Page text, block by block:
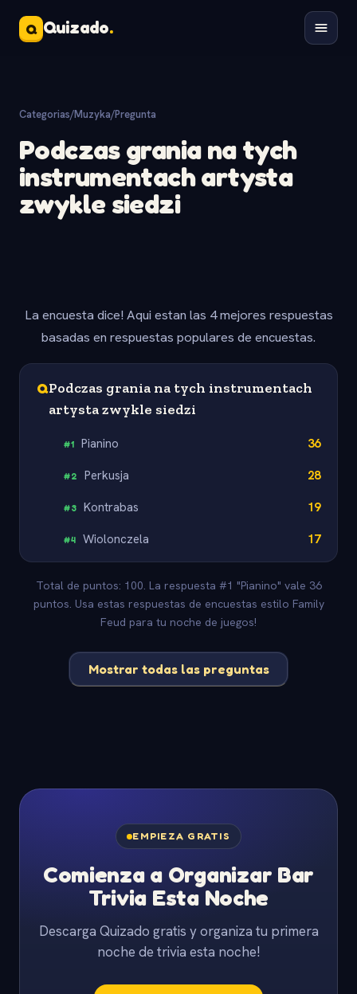
Q Quizado.
Categorias/Muzyka/Pregunta
Podczas grania na tych
instrumentach artysta
zwykle siedzi
La encuesta dice! Aqui estan las 4 mejores respuestas
basadas en respuestas populares de encuestas.
QPodczas grania na tych instrumentach
artysta zwykle siedzi
#1 Pianino 36
#2 Perkusja 28
#3 Kontrabas 19
#4 Wiolonczela 17
Total de puntos: 100. La respuesta #1 "Pianino" vale 36
puntos. Usa estas respuestas de encuestas estilo Family
Feud para tu noche de juegos!
Mostrar todas las preguntas
EMPIEZA GRATIS
Comienza a Organizar Bar
Trivia Esta Noche
Descarga Quizado gratis y organiza tu primera
noche de trivia esta noche!